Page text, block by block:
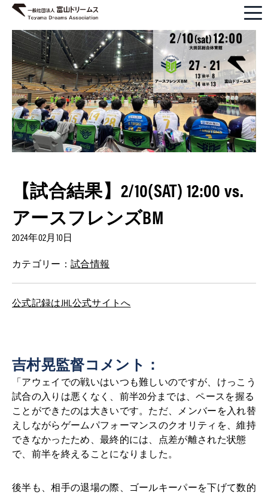
【試合結果】2/10(SAT) 12:00 vs.
アースフレンズBM
2024年02月10日
カテゴリー： 試合情報
公式記録はJHL公式サイトへ
吉村晃監督コメント：
「アウェイでの戦いはいつも難しいのですが、けっこう
試合の入りは悪くなく、前半20分までは、ペースを握る
ことができたのは大きいです。ただ、メンバーを入れ替
えしながらゲームパフォーマンスのクオリティを、維持
できなかったため、最終的には、点差が離された状態
で、前半を終えることになりました。
後半も、相手の退場の際、ゴールキーパーを下げて数的